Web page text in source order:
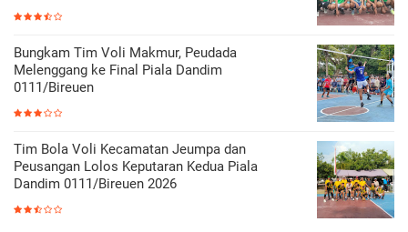
Bungkam Tim Voli Makmur, Peudada
Melenggang ke Final Piala Dandim
0111/Bireuen
Tim Bola Voli Kecamatan Jeumpa dan
Peusangan Lolos Keputaran Kedua Piala
Dandim 0111/Bireuen 2026